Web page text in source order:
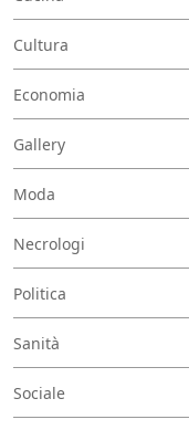
Cultura
Economia
Gallery
Moda
Necrologi
Politica
Sanità
Sociale